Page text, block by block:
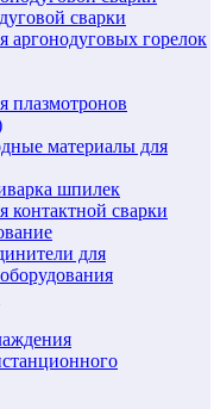
сварки
горелок
плазмотронов
материалы для
шпилек
сварки
для